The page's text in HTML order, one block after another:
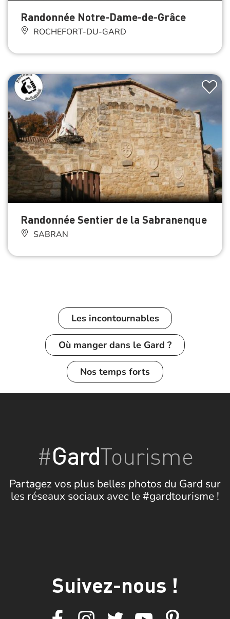
Randonnée Notre-Dame-de-Grâce
ROCHEFORT-DU-GARD
Randonnée Sentier de la Sabranenque
SABRAN
Les incontournables
Où manger dans le Gard ?
Nos temps forts
#GardTourisme
Partagez vos plus belles photos du Gard sur
les réseaux sociaux avec le #gardtourisme !
Suivez-nous !